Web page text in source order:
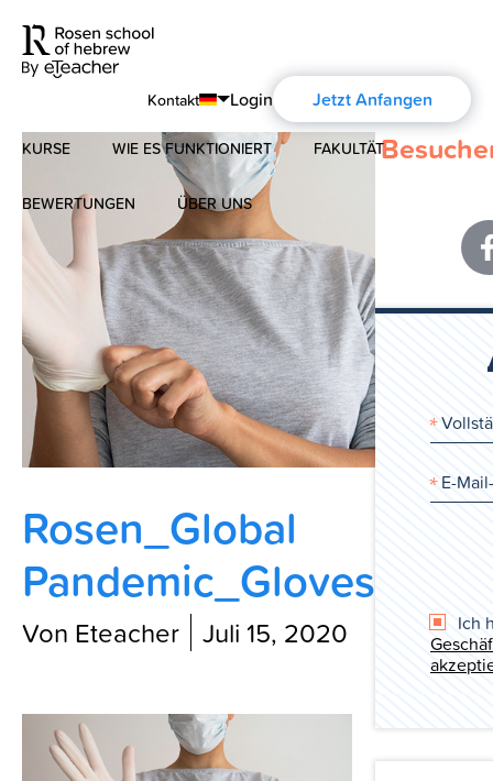
Kontakt
English
Português
Español
Français
Deutsch
Русский
Login Jetzt Anfangen
KURSE
Modernes Hebräisch
Biblisches Hebräisch
WIE ES FUNKTIONIERT FAKULTÄT
BEWERTUNGEN ÜBER UNS
Über uns
Über die Aharon Rosen
Zertifizierung
Kontakt
Blog
Rosen_Global
Pandemic_Gloves
Von Eteacher Juli 15, 2020
Ich